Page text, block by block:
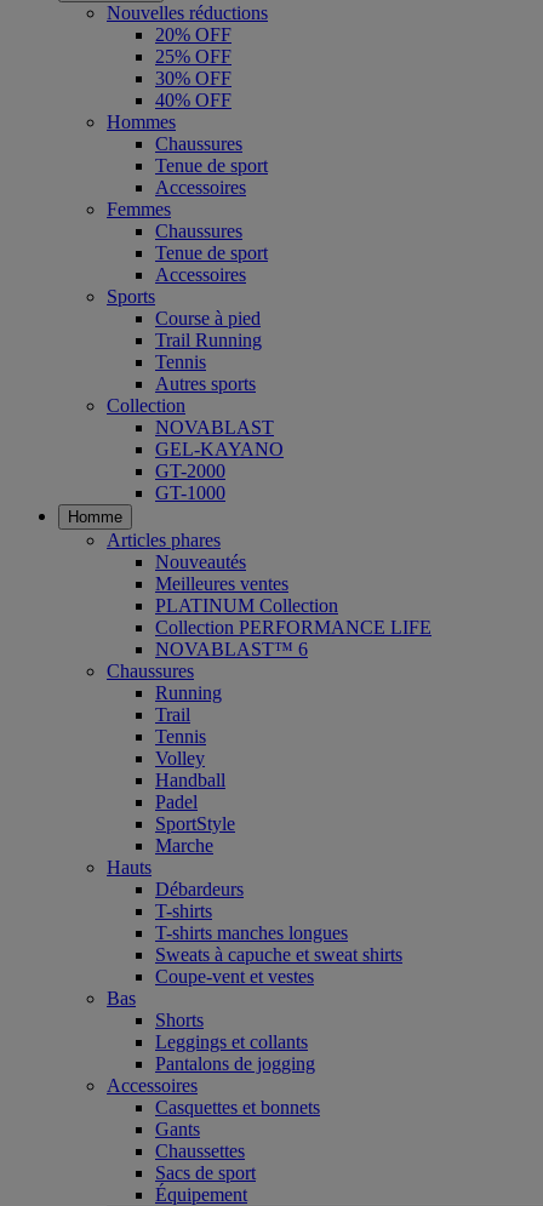
Nouvelles réductions
20% OFF
25% OFF
30% OFF
40% OFF
Hommes
Chaussures
Tenue de sport
Accessoires
Femmes
Chaussures
Tenue de sport
Accessoires
Sports
Course à pied
Trail Running
Tennis
Autres sports
Collection
NOVABLAST
GEL-KAYANO
GT-2000
GT-1000
Homme
Articles phares
Nouveautés
Meilleures ventes
PLATINUM Collection
Collection PERFORMANCE LIFE
NOVABLAST™ 6
Chaussures
Running
Trail
Tennis
Volley
Handball
Padel
SportStyle
Marche
Hauts
Débardeurs
T-shirts
T-shirts manches longues
Sweats à capuche et sweat shirts
Coupe-vent et vestes
Bas
Shorts
Leggings et collants
Pantalons de jogging
Accessoires
Casquettes et bonnets
Gants
Chaussettes
Sacs de sport
Équipement